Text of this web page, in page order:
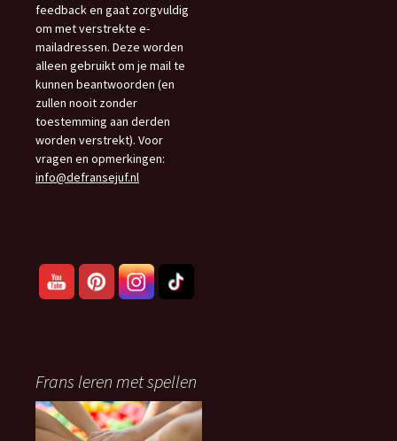
feedback en gaat zorgvuldig
om met verstrekte e-
mailadressen. Deze worden
alleen gebruikt om je mail te
kunnen beantwoorden (en
zullen nooit zonder
toestemming aan derden
worden verstrekt). Voor
vragen en opmerkingen:
info@defransejuf.nl
Frans leren met spellen